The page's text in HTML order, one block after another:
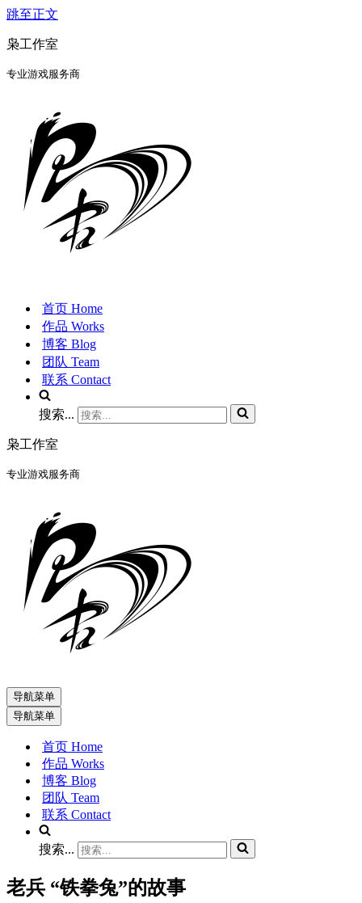
跳至正文
枭工作室
专业游戏服务商
首页 Home
作品 Works
博客 Blog
团队 Team
联系 Contact
搜索...
枭工作室
专业游戏服务商
导航菜单
导航菜单
首页 Home
作品 Works
博客 Blog
团队 Team
联系 Contact
搜索...
老兵 “铁拳兔”的故事